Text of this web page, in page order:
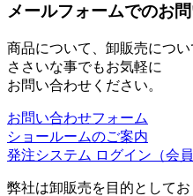
メールフォームでのお
商品について、卸販売につい
ささいな事でもお気軽に
お問い合わせください。
お問い合わせフォーム
ショールームのご案内
発注システム ログイン （会
弊社は卸販売を目的として